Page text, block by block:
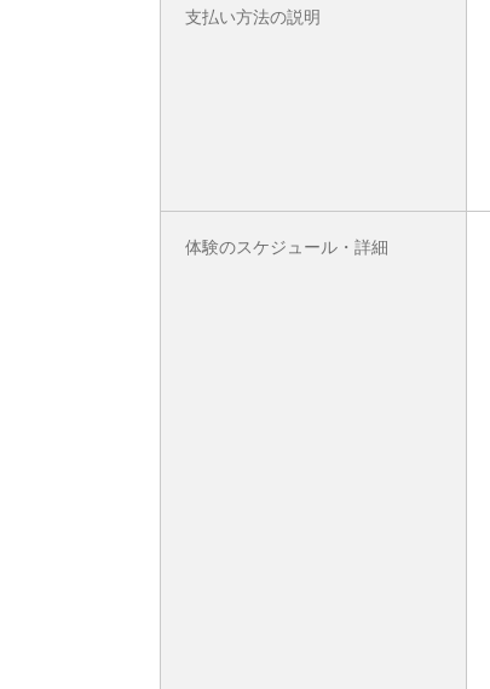
支払い方法の説明
体験のスケジュール・詳細